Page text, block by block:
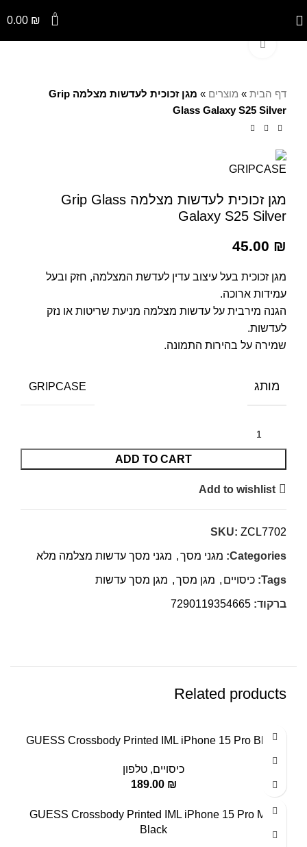
0
0.00 ₪
Click to enlarge
דף הבית » מוצרים »
מגן זכוכית לעדשות מצלמה Grip
Glass Galaxy S25 Silver
מגן זכוכית לעדשות מצלמה Grip Glass
Galaxy S25 Silver
45.00 ₪
מגן זכוכית בעל עיצוב עדין לעדשת המצלמה, חזק ובעל
עמידות ארוכה.
הגנה מירבית על עדשות מצלמה מניעת שריטות או נזק
לעדשות.
שמירה על בהירות התמונה.
מותג GRIPCASE
ADD TO CART
Add to wishlist
SKU: ZCL7702
Categories: מגני מסך, מגני מסך עדשות מצלמה מלא
Tags: כיסויים , מגן מסך, מגן מסך עדשות
ברקוד:
Related products
GUESS Crossbody Printed IML iPhone 15 Pro Black
כיסויים, טלפון
189.00 ₪
GUESS Crossbody Printed IML iPhone 15 Pro Max
Black